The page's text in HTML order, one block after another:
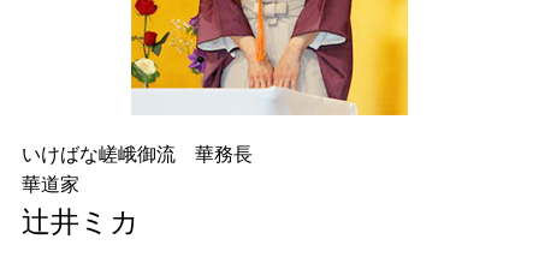
いけばな嵯峨御流 華務長
華道家
辻井ミカ